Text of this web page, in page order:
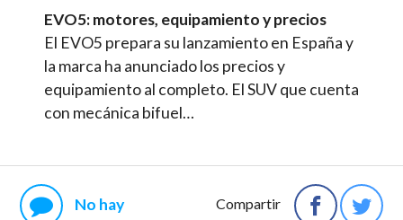
EVO5: motores, equipamiento y precios
El EVO5 prepara su lanzamiento en España y
la marca ha anunciado los precios y
equipamiento al completo. El SUV que cuenta
con mecánica bifuel…
Compartir
No hay